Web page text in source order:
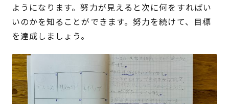
ようになります。努力が見えると次に何をすればい
いのかを知ることができます。努力を続けて、目標
を達成しましょう。